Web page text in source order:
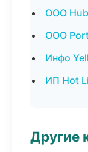
ООО
ООО
Инфо
ИП Hot
Другие